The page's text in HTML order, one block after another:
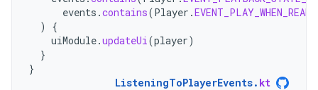
events .contains(Player .
)
{
uiModule.updateUi(player)
}
}
ListeningToPlayerEvents. kt